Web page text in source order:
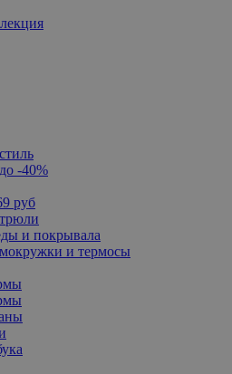
-40%
руб
и покрывала
и термосы